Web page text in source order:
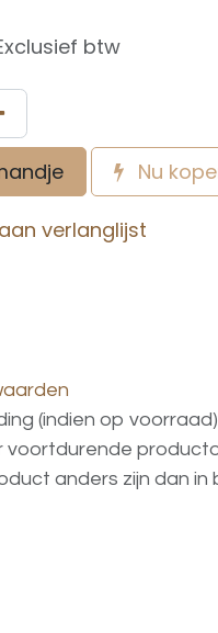
btw
Nu
verlanglijst
(indien op
voortdurende
anders zijn dan in